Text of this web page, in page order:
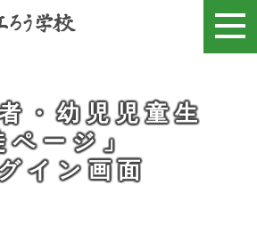
・幼児児童生
ページ」
イン画面